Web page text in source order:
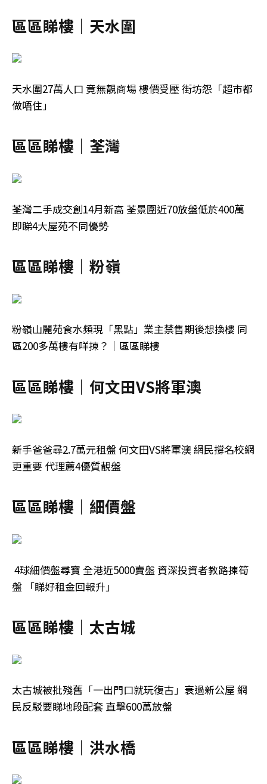
區區睇樓｜天水圍
天水圍27萬人口 竟無靚商場 樓價受壓 街坊怨「超市都
做唔住」
區區睇樓｜荃灣
荃灣二手成交創14月新高 荃景圍近70放盤低於400萬
即睇4大屋苑不同優勢
區區睇樓｜粉嶺
粉嶺山麗苑食水頻現「黑點」業主禁售期後想換樓 同
區200多萬樓有咩揀？｜區區睇樓
區區睇樓｜何文田VS將軍澳
新手爸爸尋2.7萬元租盤 何文田VS將軍澳 網民撐名校網
更重要 代理薦4優質靚盤
區區睇樓｜細價盤
4球細價盤尋寶 全港近5000賣盤 資深投資者教路揀筍
盤 「睇好租金回報升」
區區睇樓｜太古城
太古城被批殘舊「一出門口就玩復古」衰過新公屋 網
民反駁要睇地段配套 直擊600萬放盤
區區睇樓｜洪水橋